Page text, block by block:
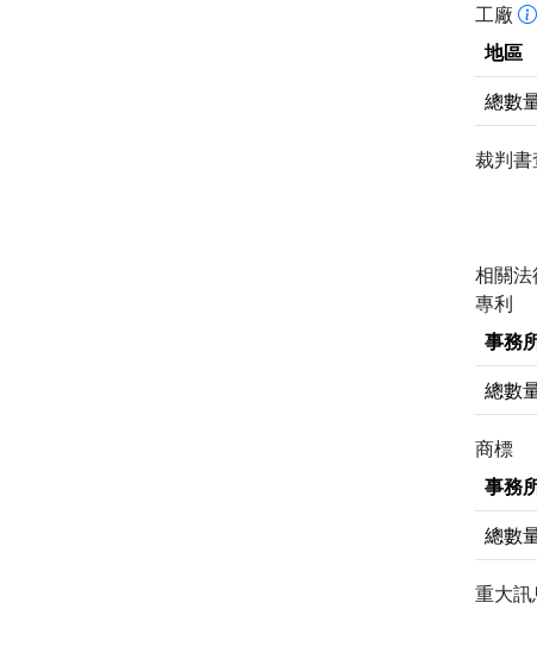
工廠
地區
總數
裁判書
相關
專利
事務
總數
商標
事務
總數
重大訊